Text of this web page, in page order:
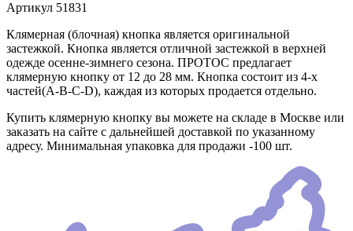
Артикул 51831
Клямерная (блочная) кнопка является оригинальной
застежкой. Кнопка является отличной застежкой в верхней
одежде осенне-зимнего сезона. ПРОТОС предлагает
клямерную кнопку от 12 до 28 мм. Кнопка состоит из 4-х
частей(А-В-С-D), каждая из которых продается отдельно.
Купить клямерную кнопку вы можете на складе в Москве или
заказать на сайте с дальнейшей доставкой по указанному
адресу. Минимальная упаковка для продажи -100 шт.